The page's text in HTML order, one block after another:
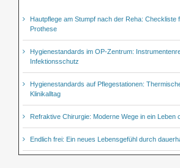
Hautpflege am Stumpf nach der Reha: Checkliste
Prothese
Hygienestandards im OP-Zentrum:
Infektionsschutz
Hygienestandards auf Pflegestationen:
Klinikalltag
Refraktive Chirurgie: Moderne Wege in ein Leben
Endlich frei: Ein neues Lebensgefühl durch